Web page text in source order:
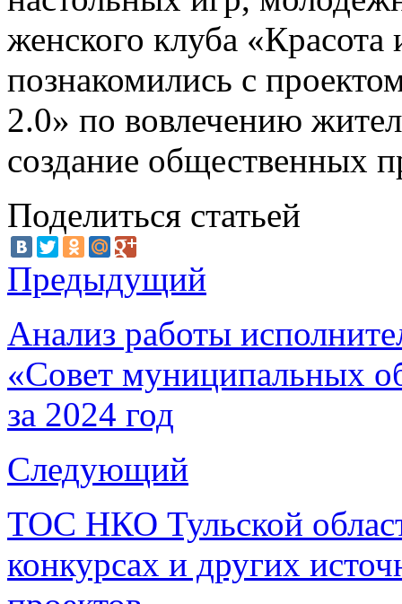
женского клуба «Красота
познакомились с
2.0» по вовлечению
создание общественных
Поделиться статьей
Предыдущий
Анализ работы
«Совет муниципальных
за 2024 год
Следующий
ТОС НКО Тульской
конкурсах и других